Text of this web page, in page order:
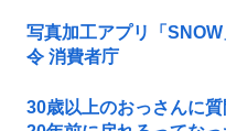
写真加工アプリ「
令 消費者庁
30歳以上のおっさんに